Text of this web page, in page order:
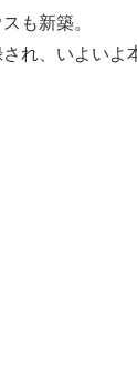
も新築。
れ、いよいよ